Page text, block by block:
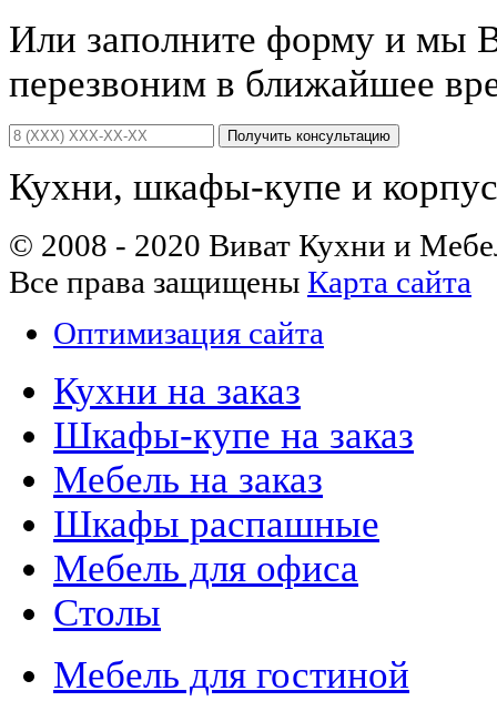
Или заполните форму и мы
перезвоним в ближайшее
Получить консультацию
Кухни, шкафы-купе и
© 2008 - 2020 Виват Кухни и
Все права защищены Карта сайта
Оптимизация сайта
Кухни на заказ
Шкафы-купе на заказ
Мебель на заказ
Шкафы распашные
Мебель для офиса
Столы
Мебель для гостиной